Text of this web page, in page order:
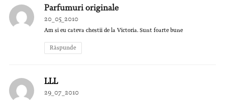
Parfumuri originale
20_05_2010
Am si eu cateva chestii de la Victoria. Sunt foarte bune
Răspunde
LLL
29_07_2010